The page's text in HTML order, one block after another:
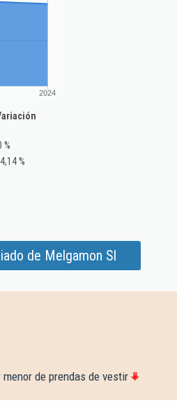
2024
%
%
de Melgamon Sl
de prendas de vestir